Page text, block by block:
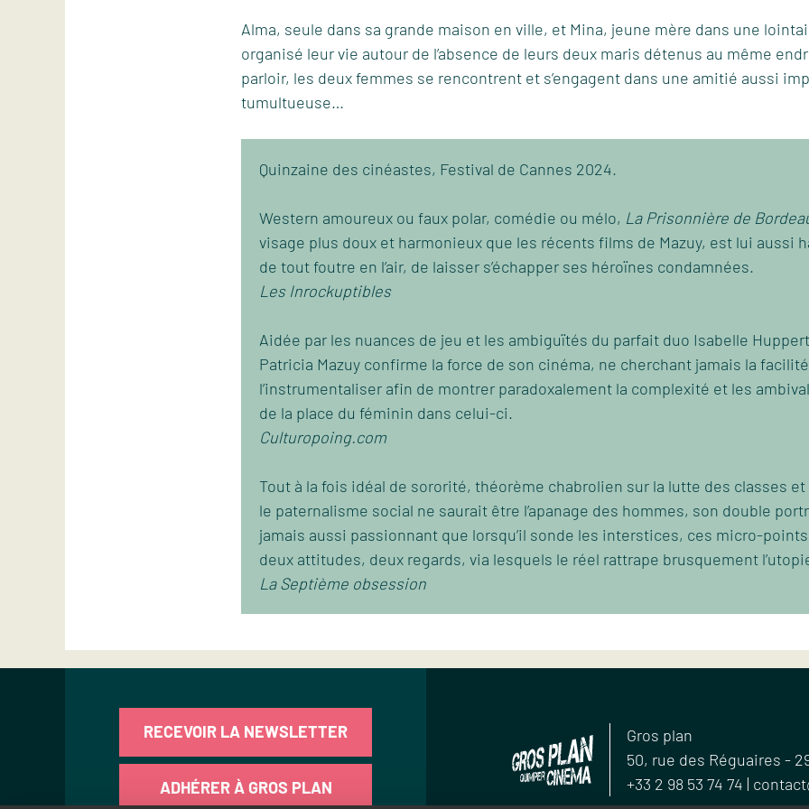
Alma, seule dans sa grande maison en ville, et Mina, jeune mère dans une
organisé leur vie autour de l’absence de leurs deux maris détenus au même
parloir, les deux femmes se rencontrent et s’engagent dans une amitié aussi
tumultueuse…
Quinzaine des cinéastes, Festival de Cannes 2024.
Western amoureux ou faux polar, comédie ou mélo, La Prisonnière de
visage plus doux et harmonieux que les récents films de Mazuy, est lui aussi
de tout foutre en l’air, de laisser s’échapper ses héroïnes condamnées.
Les Inrockuptibles
Aidée par les nuances de jeu et les ambiguïtés du parfait duo Isabelle
Patricia Mazuy confirme la force de son cinéma, ne cherchant jamais la
l’instrumentaliser afin de montrer paradoxalement la complexité et les
de la place du féminin dans celui-ci.
Culturopoing.com
Tout à la fois idéal de sororité, théorème chabrolien sur la lutte des classes
le paternalisme social ne saurait être l’apanage des hommes, son double
jamais aussi passionnant que lorsqu’il sonde les interstices, ces micro-
deux attitudes, deux regards, via lesquels le réel rattrape brusquement
La Septième obsession
RECEVOIR LA NEWSLETTER
ADHÉRER À GROS PLAN
Gros plan
50, rue des Réguaires -
+33 2 98 53 74 74 |